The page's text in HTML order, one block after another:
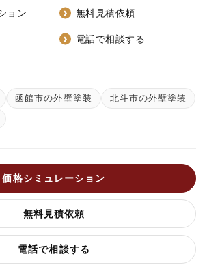
ョン 無料見積依頼
電話で相談する
函館市の外壁塗装
北斗市の外壁塗装
価格シミュレーション
無料見積依頼
電話で相談する